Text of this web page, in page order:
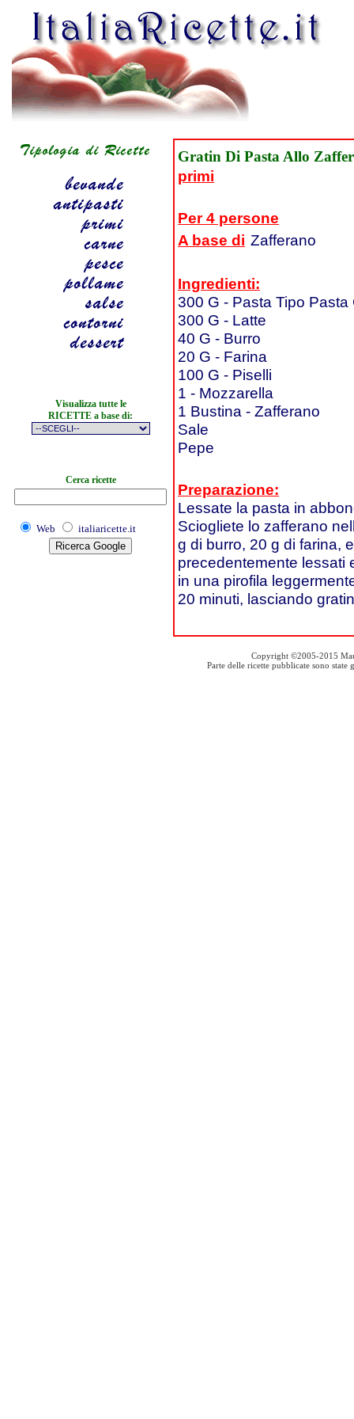
Visualizza tutte le
RICETTE a base di:
Cerca ricette
Web italiaricette.it
Gratin Di Pasta Allo
primi
Per 4 persone
A base di Zafferano
Ingredienti:
300 G - Pasta Tipo Pasta
300 G - Latte
40 G - Burro
20 G - Farina
100 G - Piselli
1 - Mozzarella
1 Bustina - Zafferano
Sale
Pepe
Preparazione:
Lessate la pasta in
Sciogliete lo zafferano
g di burro, 20 g di farina,
precedentemente lessati
in una pirofila
20 minuti, lasciando
Copyright ©2005-2015
Parte delle ricette pubblicate sono state